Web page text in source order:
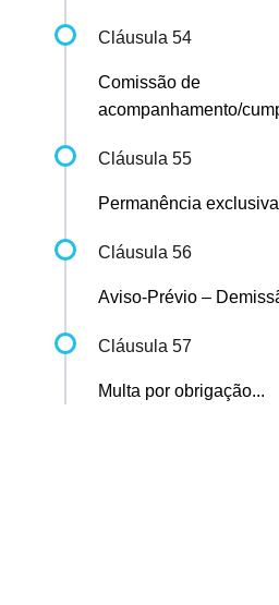
Cláusula 54
Comissão de
acompanhamento/
Cláusula 55
Permanência
Cláusula 56
Aviso-Prévio –
Cláusula 57
Multa por obrigação...